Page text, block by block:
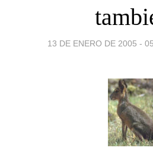
13 DE ENERO DE 2005 -